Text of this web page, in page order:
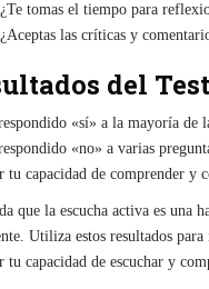
¿Te tomas el tiempo para
¿Aceptas las críticas y
del
«sí» a la mayoría de
«no» a varias
tu capacidad de comprender y
que la escucha activa es una
Utiliza estos resultados
tu capacidad de escuchar y